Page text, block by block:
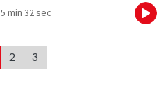
5 min 32 sec
2 3